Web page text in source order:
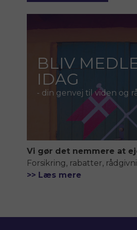
BLIV
IDAG
- din genvej til viden og
Vi gør det nemmere at
Forsikring, rabatter,
>> Læs mere